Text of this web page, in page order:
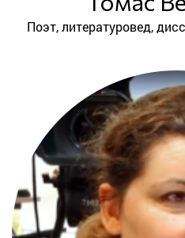
Поэт, литературовед,